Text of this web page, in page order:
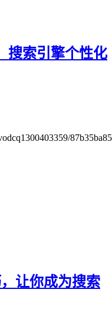
搜索引擎个性化
让你成为搜索